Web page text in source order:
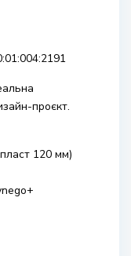
проєкт.
120 мм)